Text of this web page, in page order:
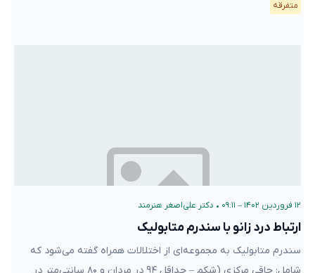
متفرقه
۱۲ فروردین ۱۴۰۲ – ۰۹:۱۱ • دکتر علی‌اصغر هنرمند
ارتباط درد زانو با سندرم متابولیک
سندرم متابولیک به مجموعه‌ای از اختلالات همراه گفته می‌شود که